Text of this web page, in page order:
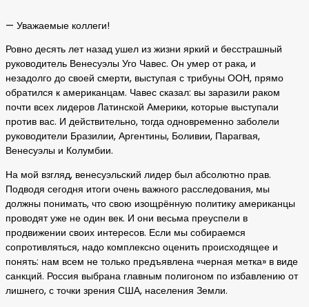
— Уважаемые коллеги!
Ровно десять лет назад ушел из жизни яркий и бесстрашный
руководитель Венесуэлы Уго Чавес. Он умер от рака, и
незадолго до своей смерти, выступая с трибуны ООН, прямо
обратился к американцам. Чавес сказал: вы заразили раком
почти всех лидеров Латинской Америки, которые выступали
против вас. И действительно, тогда одновременно заболели
руководители Бразилии, Аргентины, Боливии, Парагвая,
Венесуэлы и Колумбии.
На мой взгляд, венесуэльский лидер был абсолютно прав.
Подводя сегодня итоги очень важного расследования, мы
должны понимать, что свою изощрённую политику американцы
проводят уже не один век. И они весьма преуспели в
продвижении своих интересов. Если мы собираемся
сопротивляться, надо комплексно оценить происходящее и
понять: нам всем не только предъявлена «черная метка» в виде
санкций. Россия выбрана главным полигоном по избавлению от
лишнего, с точки зрения США, населения Земли.